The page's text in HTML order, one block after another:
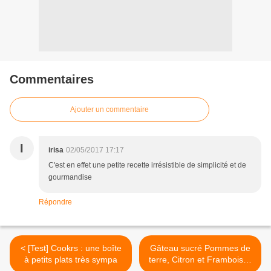
Commentaires
Ajouter un commentaire
I irisa 02/05/2017 17:17
C'est en effet une petite recette irrésistible de simplicité et de
gourmandise
Répondre
< [Test] Cookrs : une boîte
à petits plats très sympa
Gâteau sucré Pommes de
terre, Citron et Framboises